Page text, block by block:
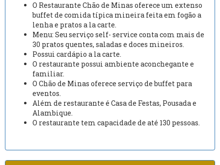
O Restaurante Chão de Minas oferece um extenso
buffet de comida típica mineira feita em fogão a
lenha e pratos a la carte.
Menu: Seu serviço self- service conta com mais de
30 pratos quentes, saladas e doces mineiros.
Possui cardápio a la carte.
O restaurante possui ambiente aconchegante e
familiar.
O Chão de Minas oferece serviço de buffet para
eventos.
Além de restaurante é Casa de Festas, Pousada e
Alambique.
O restaurante tem capacidade de até 130 pessoas.